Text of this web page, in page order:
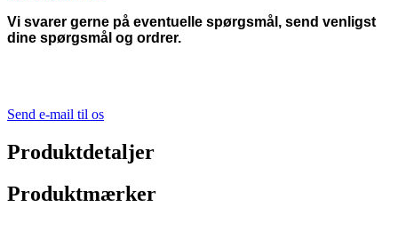
Vi svarer gerne på eventuelle spørgsmål, send venligst
dine spørgsmål og ordrer.
Send e-mail til os
Produktdetaljer
Produktmærker